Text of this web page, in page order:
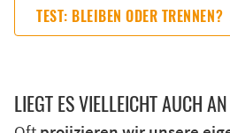
TEST: BLEIBEN ODER TRENNEN?
LIEGT ES VIEL­LEICHT AUCH